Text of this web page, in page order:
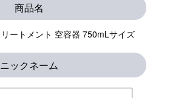
商品名
ートメント 空容器 750mLサイズ
ニックネーム